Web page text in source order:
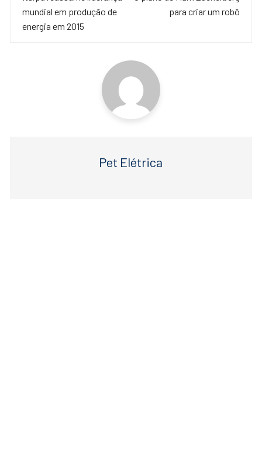
b
o
A
p
post
mundial em produção de
energia em 2015
para criar um robô
Pet Elétrica